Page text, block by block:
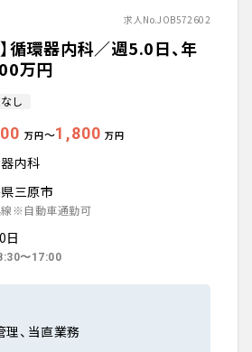
求人No.JOB572602
循環器内科／週5.0日、年
万円
し
万円〜1,800 万円
内科
三原市
線※自動車通勤可
日
〜17:00
理、当直業務